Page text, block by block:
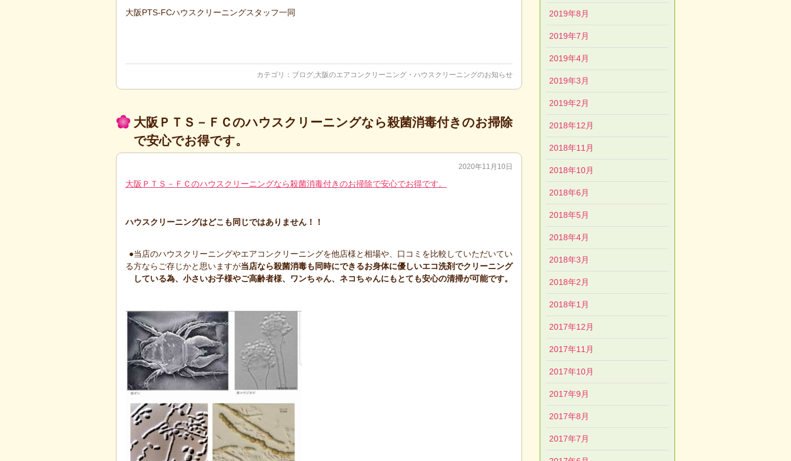
大阪PTS-FCハウスクリーニングスタッフ一同
カテゴリ： ブログ,大阪のエアコンクリーニング・ハウスクリーニングのお知らせ
大阪ＰＴＳ－ＦＣのハウスクリーニングなら殺菌消毒付きのお掃除
で安心でお得です。
2020年11月10日
大阪ＰＴＳ－ＦＣのハウスクリーニングなら殺菌消毒付きのお掃除で安心でお得です。
ハウスクリーニングはどこも同じではありません！！
●当店のハウスクリーニングやエアコンクリーニングを他店様と相場や、口コミを比較していただいてい
る方ならご存じかと思いますが当店なら殺菌消毒も同時にできるお身体に優しいエコ洗剤でクリーニング
している為、小さいお子様やご高齢者様、ワンちゃん、ネコちゃんにもとても安心の清掃が可能です。
2019年8月
2019年7月
2019年4月
2019年3月
2019年2月
2018年12月
2018年11月
2018年10月
2018年6月
2018年5月
2018年4月
2018年3月
2018年2月
2018年1月
2017年12月
2017年11月
2017年10月
2017年9月
2017年8月
2017年7月